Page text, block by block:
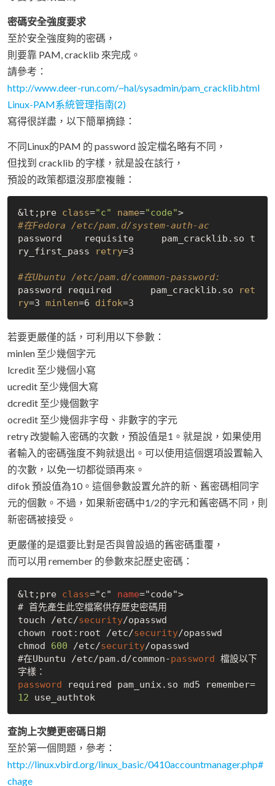
密碼安全強度要求
至於安全強度夠的密碼，
則要靠 PAM, cracklib 來完成。
請參考：
http://www.deer-run.com/~hal/sysadmin/pam_cracklib.html
Linux-PAM系統管理指南(2)
寫得很詳盡，以下簡單摘錄：
不同Linux的PAM 的 password 設定檔名略有不同，
但找到 cracklib 的字樣，就是設在該行，
預設的政策都還沒那麼複雜：
&lt;pre class="c" name="code" >
#在Fedora /etc/pam.d/system-auth-ac
password    requisite     pam_cracklib.so t
ry_first_pass
retry=3
#在Ubuntu /etc/pam.d/common-password:
password required       pam_cracklib.so
ret
ry=3 minlen=6 difok
若要更嚴僅的話，可利用以下參數：
minlen 至少幾個字元
lcredit 至少幾個小寫
ucredit 至少幾個大寫
dcredit 至少幾個數字
ocredit 至少幾個非字母、非數字的字元
retry 改變輸入密碼的次數，預設值是1。就是說，如果使用
者輸入的密碼強度不夠就退出。可以使用這個選項設置輸入
的次數，以免一切都從頭再來。
difok 預設值為10。這個參數設置允許的新、舊密碼相同字
元的個數。不過，如果新密碼中1/2的字元和舊密碼不同，則
新密碼被接受。
更嚴僅的是還要比對是否與曾設過的舊密碼重覆，
而可以用 remember 的參數來記歷史密碼：
&lt;pre class="c" name="code">
# 首先產生此空檔案供存歷史密碼用
touch /etc/security/opasswd
chown root:root /etc/security/opasswd
chmod 600 /etc/security/opasswd
#在Ubuntu /etc/pam.d/common-password 檔設以下
password required pam_unix.so md5 remember=
12
查詢上次變更密碼日期
至於第一個問題，參考：
http://linux.vbird.org/linux_basic/0410accountmanager.php#
chage